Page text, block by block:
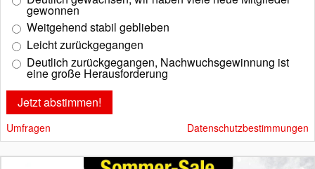
gewonnen
Weitgehend stabil geblieben
Leicht zurückgegangen
Deutlich zurückgegangen, Nachwuchsgewinnung ist
eine große Herausforderung
Umfragen Datenschutzbestimmungen